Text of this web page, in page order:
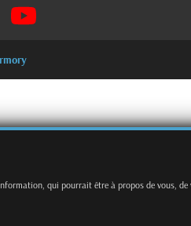
qui pourrait être à propos de vous, de